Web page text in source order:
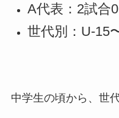
A代表：2試合
世代別：U-15
中学生の頃から、世